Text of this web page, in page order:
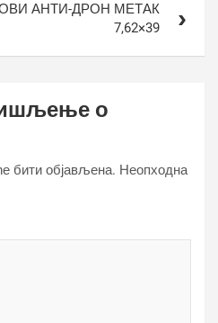
АНТИ-ДРОН МЕТАК
7,62×39
о
бити објављена. Неопходна